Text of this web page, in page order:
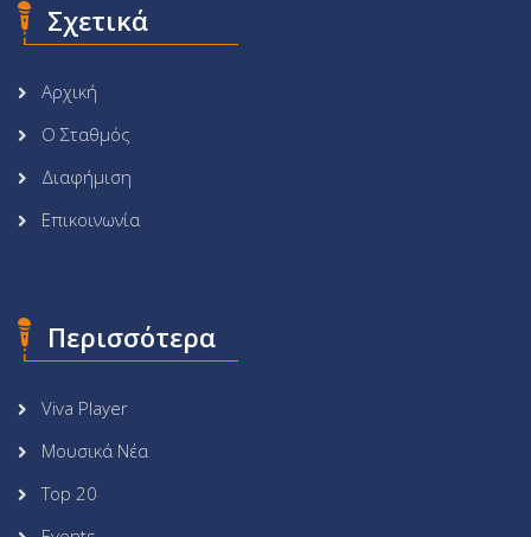
Σχετικά
Αρχική
Ο Σταθμός
Διαφήμιση
Επικοινωνία
Περισσότερα
Viva Player
Μουσικά Νέα
Top 20